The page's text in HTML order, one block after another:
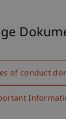
of conduct